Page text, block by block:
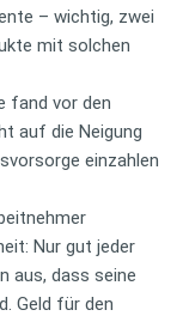
– wichtig, zwei
mit solchen
fand vor den
auf die Neigung
einzahlen
Nur gut jeder
aus, dass seine
Geld für den